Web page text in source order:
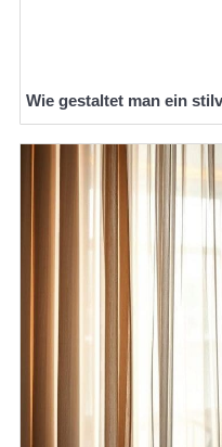
Wie gestaltet man ein